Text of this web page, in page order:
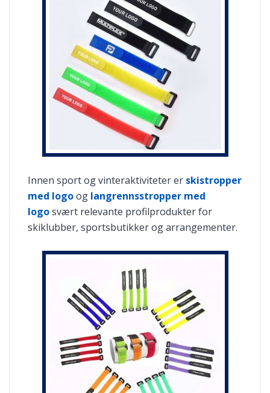
Innen sport og vinteraktiviteter er skistropper
med logoog langrennsstropper med
logosvært relevante profilprodukter for
skiklubber, sportsbutikker og arrangementer.